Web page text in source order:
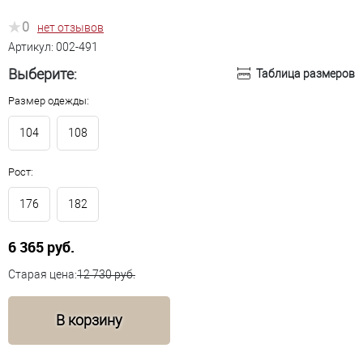
0
нет отзывов
Артикул: 002-491
Выберите: Таблица размеров
Размер одежды:
104 108
Рост:
176 182
6 365 руб.
Старая цена:12 730 руб.
В корзину